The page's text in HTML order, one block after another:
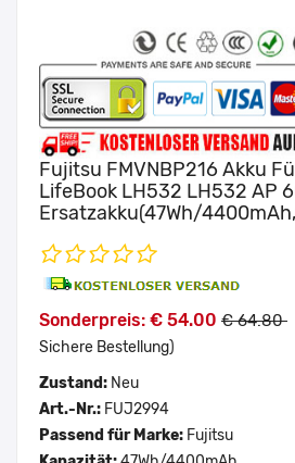
Fujitsu FMVNBP216 Akku
LifeBook LH532 LH532 AP
Ersatzakku(47Wh/
Sonderpreis: € 54.00 € 64.80
Sichere Bestellung)
Zustand: Neu
Art.-Nr.: FUJ2994
Passend für Marke: Fujitsu